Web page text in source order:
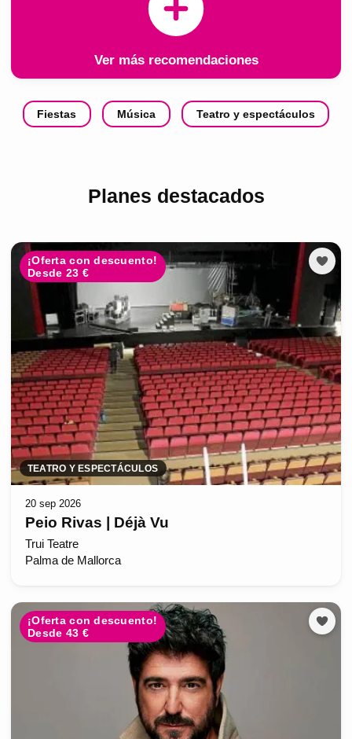
Ver más recomendaciones
Fiestas Música Teatro y espectáculos
Planes destacados
¡Oferta con descuento!
Desde 23 €
TEATRO Y ESPECTÁCULOS
20 sep 2026
Peio Rivas | Déjà Vu
Trui Teatre
Palma de Mallorca
¡Oferta con descuento!
Desde 43 €